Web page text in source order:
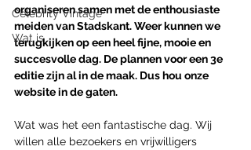
Celebrity Vintage
Wat is
organiseren samen met de enthousiaste
meiden van Stadskant. Weer kunnen we
terugkijken op een heel fijne, mooie en
succesvolle dag. De plannen voor een 3e
editie zijn al in de maak. Dus hou onze
website in de gaten.
Wat was het een fantastische dag. Wij
willen alle bezoekers en vrijwilligers